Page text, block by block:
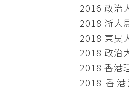
2016 政治
2018 浙大
2018 東吳
2018 政治
2018 香港
2018 香